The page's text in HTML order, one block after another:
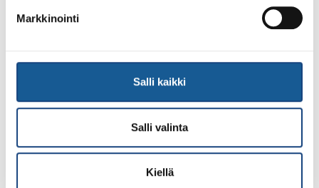
Markkinointi
Salli kaikki
Salli valinta
Kiellä